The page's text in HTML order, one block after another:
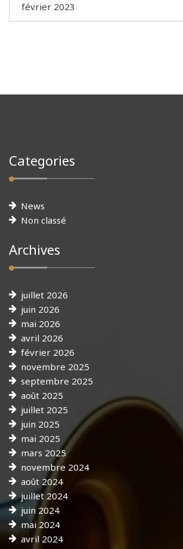
février 2023
Categories
News
Non classé
Archives
juillet 2026
juin 2026
mai 2026
avril 2026
février 2026
novembre 2025
septembre 2025
août 2025
juillet 2025
juin 2025
mai 2025
mars 2025
novembre 2024
août 2024
juillet 2024
juin 2024
mai 2024
avril 2024